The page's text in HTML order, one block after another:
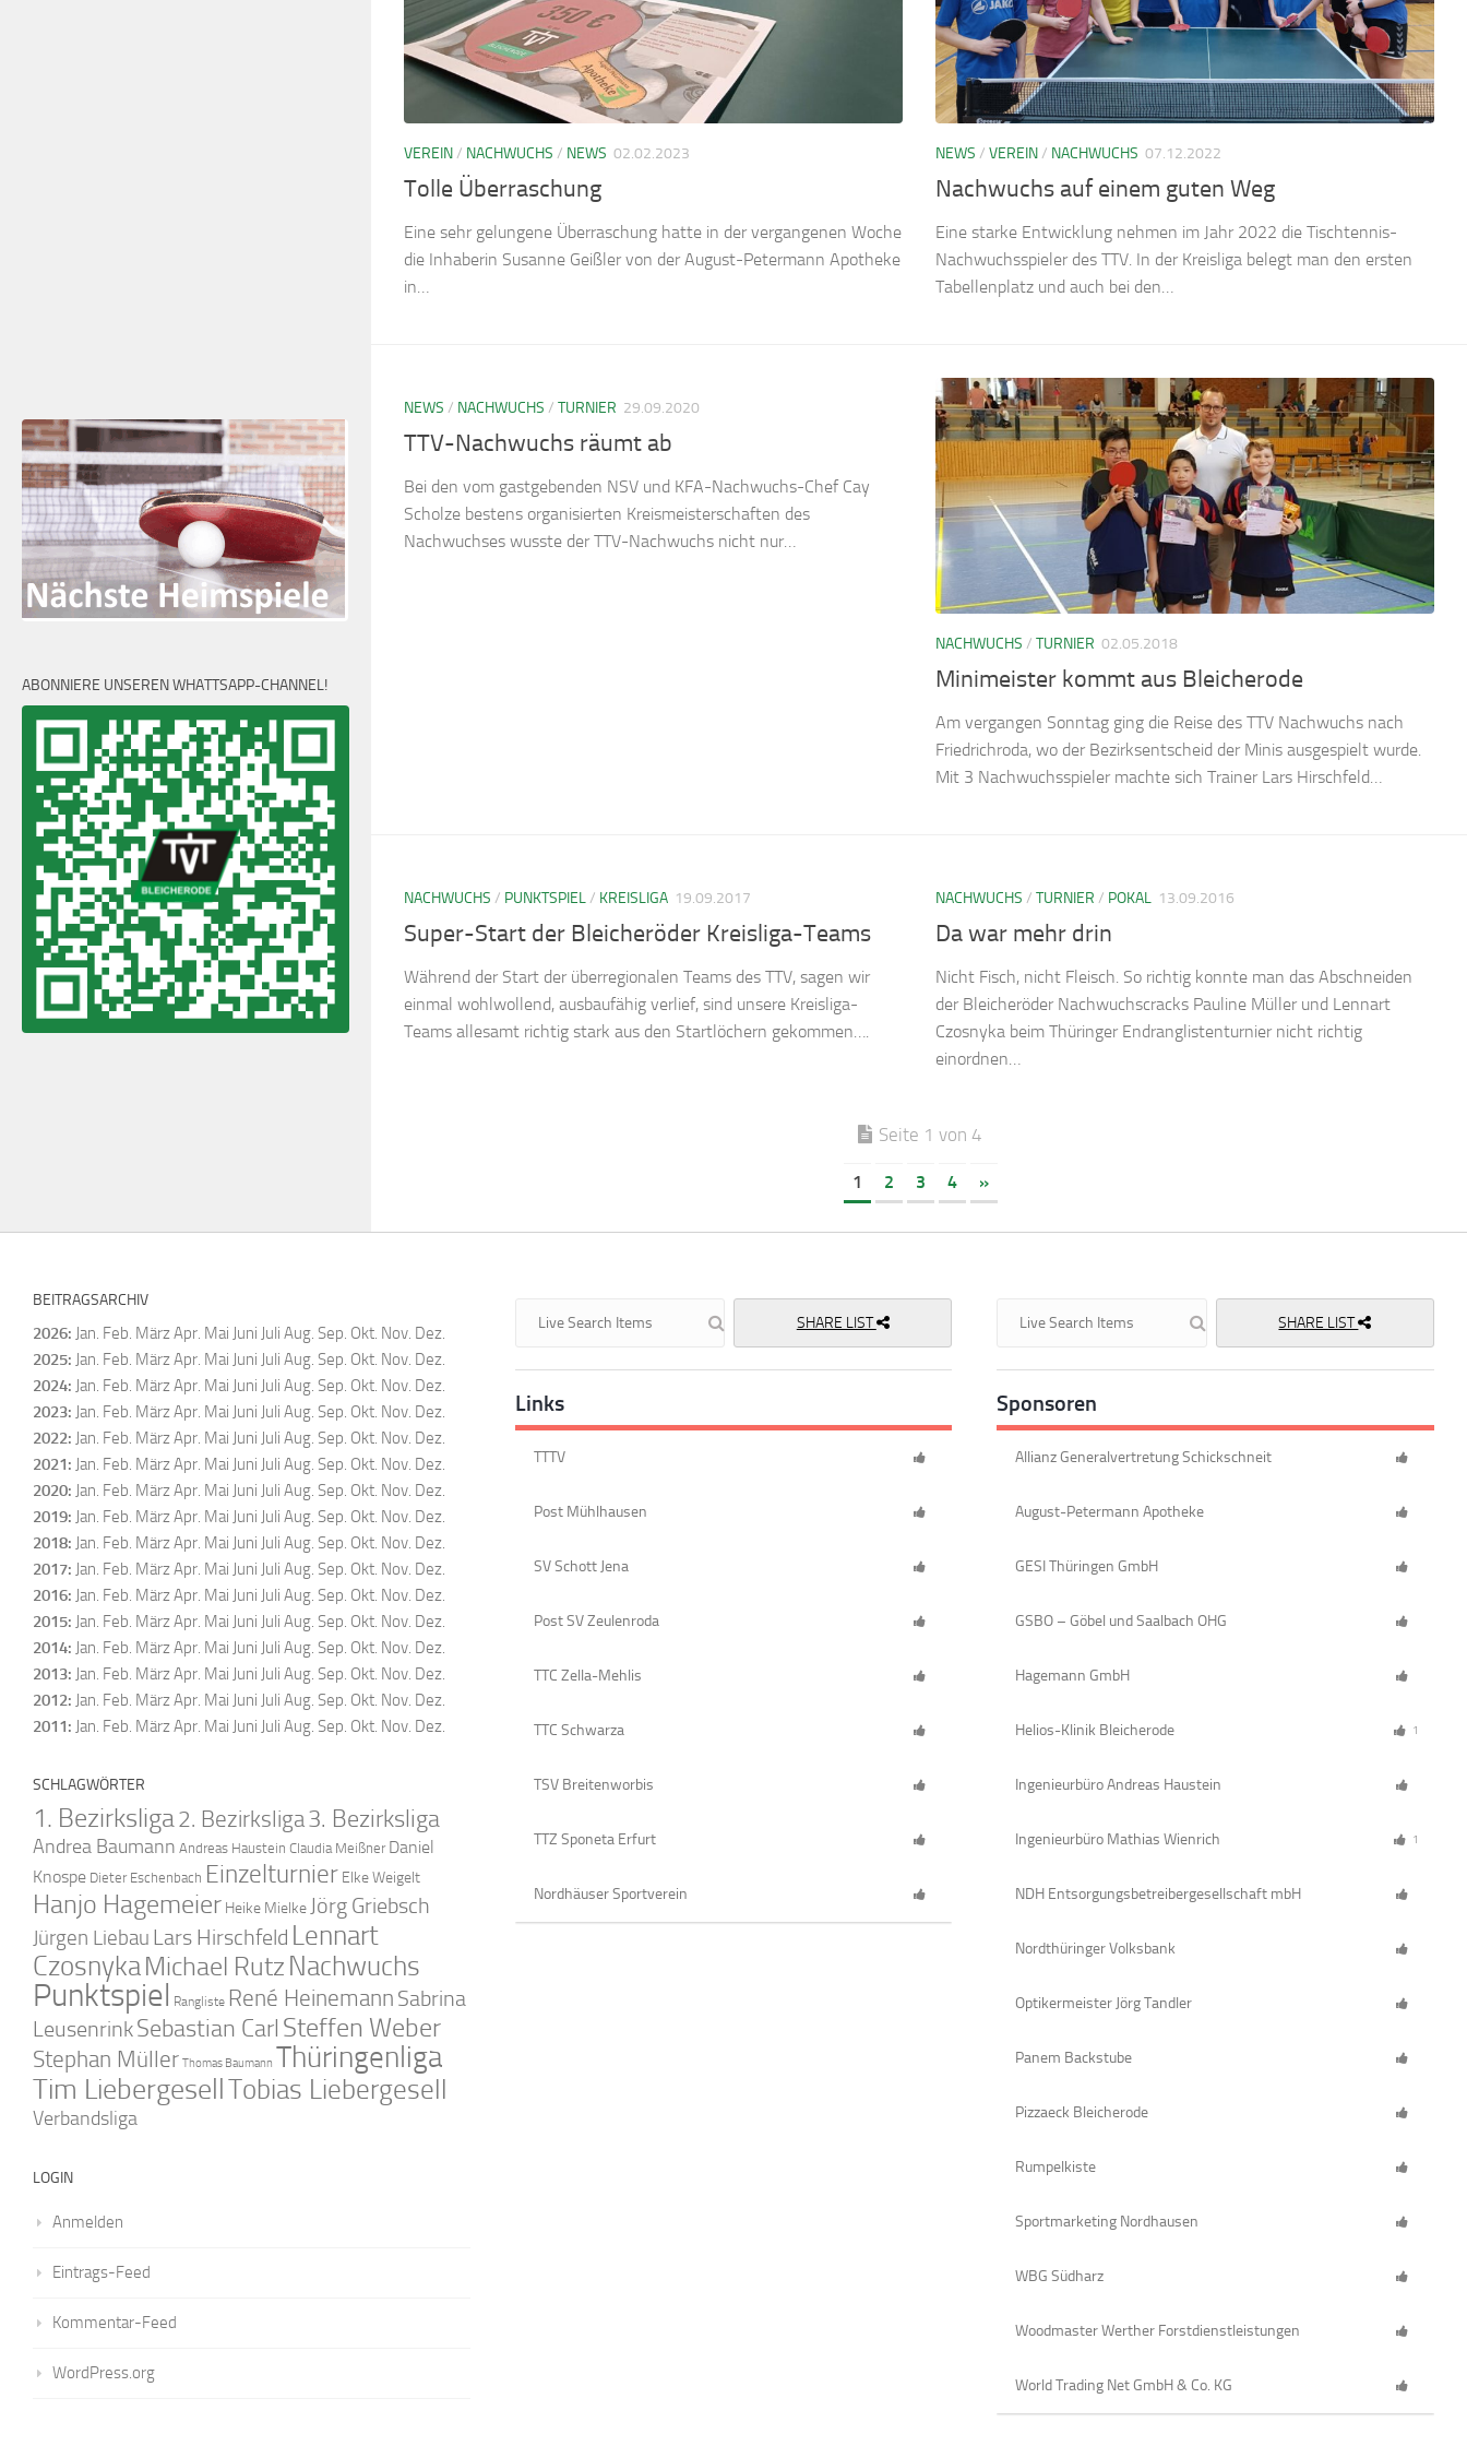
VEREIN/ NACHWUCHS / NEWS 02.02.2023
Tolle Überraschung
Eine sehr gelungene Überraschung hatte in der vergangenen Woche
die Inhaberin Susanne Geißler von der August-Petermann Apotheke
in…
NEWS / VEREIN/ NACHWUCHS 07.12.2022
Nachwuchs auf einem guten Weg
Eine starke Entwicklung nehmen im Jahr 2022 die Tischtennis-
Nachwuchsspieler des TTV. In der Kreisliga belegt man den ersten
Tabellenplatz und auch bei den…
NEWS / NACHWUCHS / TURNIER 29.09.2020
TTV-Nachwuchs räumt ab
Bei den vom gastgebenden NSV und KFA-Nachwuchs-Chef Cay
Scholze bestens organisierten Kreismeisterschaften des
Nachwuchses wusste der TTV-Nachwuchs nicht nur…
NACHWUCHS / TURNIER 02.05.2018
Minimeister kommt aus Bleicherode
Am vergangen Sonntag ging die Reise des TTV Nachwuchs nach
Friedrichroda, wo der Bezirksentscheid der Minis ausgespielt wurde.
Mit 3 Nachwuchsspieler machte sich Trainer Lars Hirschfeld…
NACHWUCHS / PUNKTSPIEL/ KREISLIGA 19.09.2017
Super-Start der Bleicheröder Kreisliga-Teams
Während der Start der überregionalen Teams des TTV, sagen wir
einmal wohlwollend, ausbaufähig verlief, sind unsere Kreisliga-
Teams allesamt richtig stark aus den Startlöchern gekommen….
NACHWUCHS / TURNIER / POKAL 13.09.2016
Da war mehr drin
Nicht Fisch, nicht Fleisch. So richtig konnte man das Abschneiden
der Bleicheröder Nachwuchscracks Pauline Müller und Lennart
Czosnyka beim Thüringer Endranglistenturnier nicht richtig
einordnen…
Seite 1 von 4
1 2 3 4 »
ABONNIERE UNSEREN WHATTSAPP-CHANNEL!
BEITRAGSARCHIV
2026: Jan. Feb. MärzApr. Mai Juni Juli Aug. Sep. Okt. Nov. Dez.
2025: Jan. Feb. MärzApr. Mai Juni Juli Aug. Sep. Okt. Nov. Dez.
2024: Jan. Feb. MärzApr. Mai Juni Juli Aug. Sep. Okt. Nov. Dez.
2023: Jan. Feb. MärzApr. Mai Juni Juli Aug. Sep. Okt. Nov. Dez.
2022: Jan. Feb. MärzApr. Mai Juni Juli Aug. Sep. Okt. Nov. Dez.
2021: Jan. Feb. MärzApr. Mai Juni Juli Aug. Sep. Okt. Nov. Dez.
2020: Jan. Feb. MärzApr. Mai Juni Juli Aug. Sep. Okt. Nov. Dez.
2019: Jan. Feb. MärzApr. Mai Juni Juli Aug. Sep. Okt. Nov. Dez.
2018: Jan. Feb. MärzApr. Mai Juni Juli Aug. Sep. Okt. Nov. Dez.
2017: Jan. Feb. MärzApr. Mai Juni Juli Aug. Sep. Okt. Nov. Dez.
2016: Jan. Feb. MärzApr. Mai Juni Juli Aug. Sep. Okt. Nov. Dez.
2015: Jan. Feb. MärzApr. Mai Juni Juli Aug. Sep. Okt. Nov. Dez.
2014: Jan. Feb. MärzApr. Mai Juni Juli Aug. Sep. Okt. Nov. Dez.
2013: Jan. Feb. MärzApr. Mai Juni Juli Aug. Sep. Okt. Nov. Dez.
2012: Jan. Feb. MärzApr. Mai Juni Juli Aug. Sep. Okt. Nov. Dez.
2011: Jan. Feb. MärzApr. Mai Juni Juli Aug. Sep. Okt. Nov. Dez.
SCHLAGWÖRTER
1. Bezirksliga2. Bezirksliga3. Bezirksliga
Andrea Baumann Andreas Haustein Claudia Meißner Daniel
Knospe Dieter Eschenbach Einzelturnier Elke Weigelt
Hanjo Hagemeier Heike Mielke Jörg Griebsch
Jürgen Liebau Lars Hirschfeld Lennart
CzosnykaMichael Rutz Nachwuchs
Punktspiel Rangliste René Heinemann Sabrina
LeusenrinkSebastian Carl Steffen Weber
Stephan Müller Thomas Baumann Thüringenliga
Tim LiebergesellTobias Liebergesell
Verbandsliga
LOGIN
Anmelden
Eintrags-Feed
Kommentar-Feed
WordPress.org
SHARE LIST
Links
TTTV
Post Mühlhausen
SV Schott Jena
Post SV Zeulenroda
TTC Zella-Mehlis
TTC Schwarza
TSV Breitenworbis
TTZ Sponeta Erfurt
Nordhäuser Sportverein
SHARE LIST
Sponsoren
Allianz Generalvertretung Schickschneit
August-Petermann Apotheke
GESI Thüringen GmbH
GSBO – Göbel und Saalbach OHG
Hagemann GmbH
Helios-Klinik Bleicherode 1
Ingenieurbüro Andreas Haustein
Ingenieurbüro Mathias Wienrich 1
NDH Entsorgungsbetreibergesellschaft mbH
Nordthüringer Volksbank
Optikermeister Jörg Tandler
Panem Backstube
Pizzaeck Bleicherode
Rumpelkiste
Sportmarketing Nordhausen
WBG Südharz
Woodmaster Werther Forstdienstleistungen
World Trading Net GmbH & Co. KG